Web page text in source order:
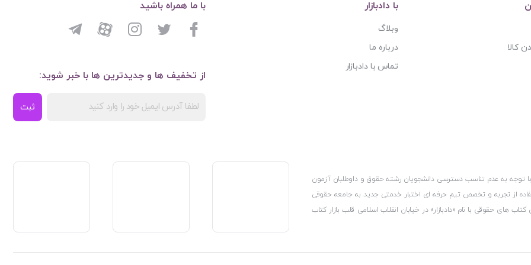
کالا
با دادبازار
وبلاگ
درباره ما
تماس با دادبازار
از تخفیف ها و جدیدترین ها با خبر شوید:
ثبت
با ما همراه باشید
توجه به عدم تناسب دسترسی دانشجویان رشته حقوق و داوطلبان آزمون
از تجربه و تخصص تیم حرفه ای اختبار خدمتی جدید به جامعه حقوقی
های حقوقی با نام «دادبازار» در خیابان انقلاب اسلامی قلب بازار کتاب
وزارت صنعت، معدن و تجارت، نشان ملی ثبت رسانه های دیجیتال از